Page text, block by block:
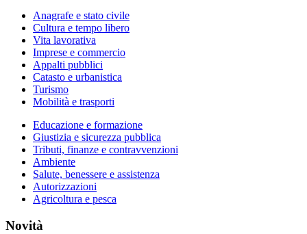
Anagrafe e stato civile
Cultura e tempo libero
Vita lavorativa
Imprese e commercio
Appalti pubblici
Catasto e urbanistica
Turismo
Mobilità e trasporti
Educazione e formazione
Giustizia e sicurezza pubblica
Tributi, finanze e contravvenzioni
Ambiente
Salute, benessere e assistenza
Autorizzazioni
Agricoltura e pesca
Novità